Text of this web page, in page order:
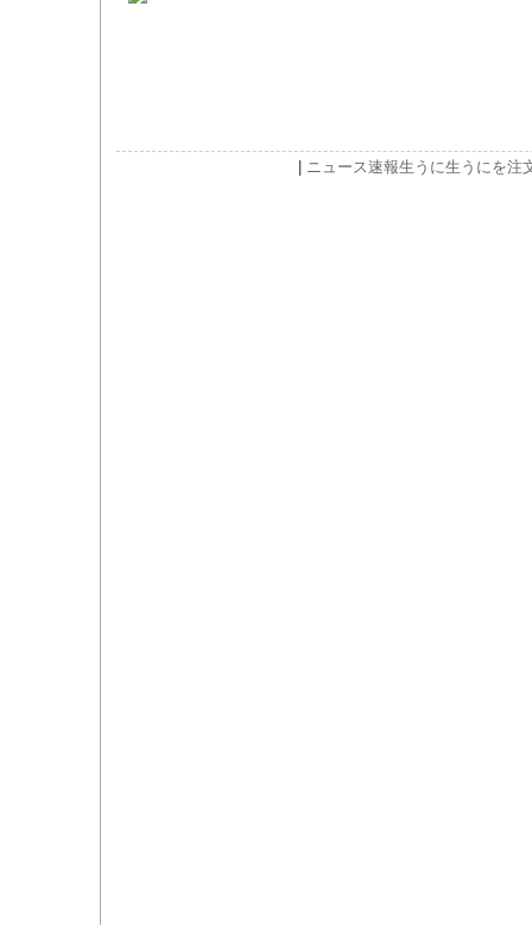
ニュース速報生うに生うにを注